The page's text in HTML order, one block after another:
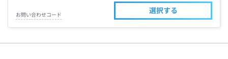
お問い合わせコード
選択する